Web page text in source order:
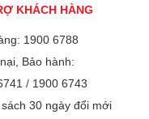
KHÁCH HÀNG
1900 6788
Bảo hành:
/ 1900 6743
30 ngày đổi mới